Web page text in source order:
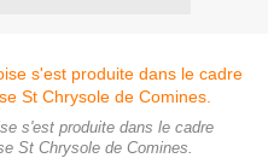
s'est produite dans le cadre
St Chrysole de Comines.